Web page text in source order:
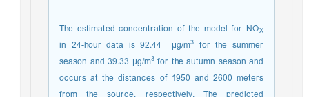
The estimated concentration of the model for NOX
in 24-hour data is 92.44 µg/m for the summer
season and 39.33 µg/m3for the autumn season and
occurs at the distances of 1950 and 2600 meters